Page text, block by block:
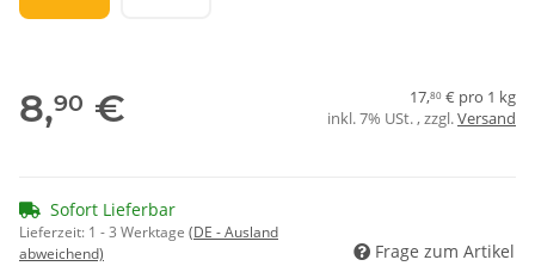
8,90 € 17,80 € pro 1 kg
inkl. 7% USt. , zzgl.Versand
Sofort Lieferbar
Lieferzeit: 1 - 3 Werktage (DE - Ausland
abweichend)
Frage zum Artikel